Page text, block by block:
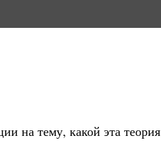
на тему, какой эта теория